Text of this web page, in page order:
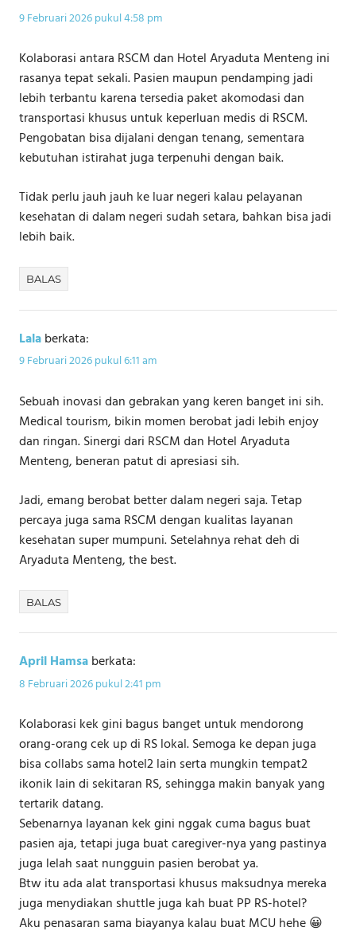
9 Februari 2026 pukul 4:58 pm
Kolaborasi antara RSCM dan Hotel Aryaduta Menteng ini
rasanya tepat sekali. Pasien maupun pendamping jadi
lebih terbantu karena tersedia paket akomodasi dan
transportasi khusus untuk keperluan medis di RSCM.
Pengobatan bisa dijalani dengan tenang, sementara
kebutuhan istirahat juga terpenuhi dengan baik.
Tidak perlu jauh jauh ke luar negeri kalau pelayanan
kesehatan di dalam negeri sudah setara, bahkan bisa jadi
lebih baik.
BALAS
Lalaberkata:
9 Februari 2026 pukul 6:11 am
Sebuah inovasi dan gebrakan yang keren banget ini sih.
Medical tourism, bikin momen berobat jadi lebih enjoy
dan ringan. Sinergi dari RSCM dan Hotel Aryaduta
Menteng, beneran patut di apresiasi sih.
Jadi, emang berobat better dalam negeri saja. Tetap
percaya juga sama RSCM dengan kualitas layanan
kesehatan super mumpuni. Setelahnya rehat deh di
Aryaduta Menteng, the best.
BALAS
April Hamsaberkata:
8 Februari 2026 pukul 2:41 pm
Kolaborasi kek gini bagus banget untuk mendorong
orang-orang cek up di RS lokal. Semoga ke depan juga
bisa collabs sama hotel2 lain serta mungkin tempat2
ikonik lain di sekitaran RS, sehingga makin banyak yang
tertarik datang.
Sebenarnya layanan kek gini nggak cuma bagus buat
pasien aja, tetapi juga buat caregiver-nya yang pastinya
juga lelah saat nungguin pasien berobat ya.
Btw itu ada alat transportasi khusus maksudnya mereka
juga menydiakan shuttle juga kah buat PP RS-hotel?
Aku penasaran sama biayanya kalau buat MCU hehe 😀